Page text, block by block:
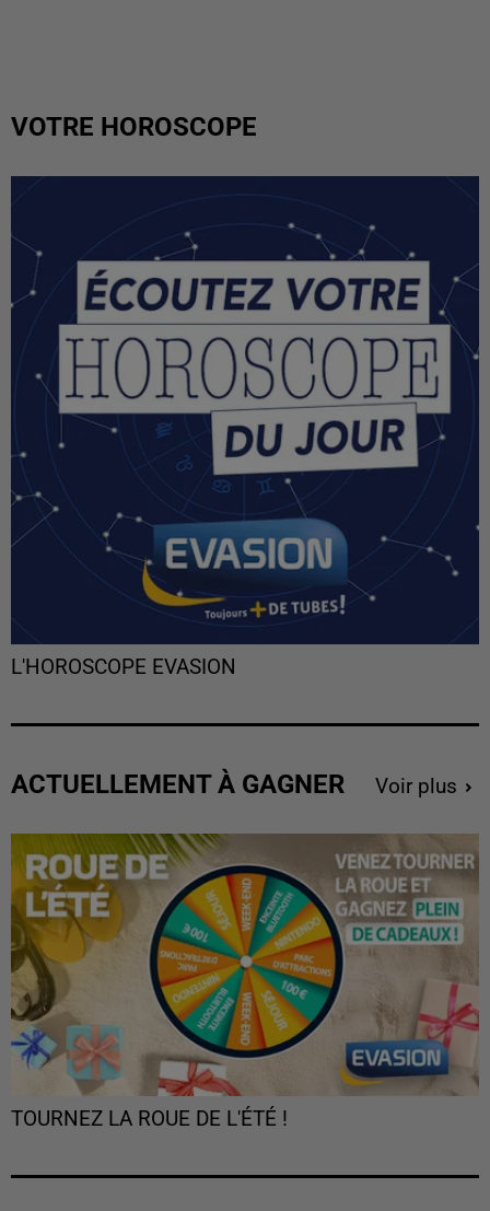
VOTRE HOROSCOPE
L'HOROSCOPE EVASION
ACTUELLEMENT À GAGNER Voir plus
TOURNEZ LA ROUE DE L'ÉTÉ !